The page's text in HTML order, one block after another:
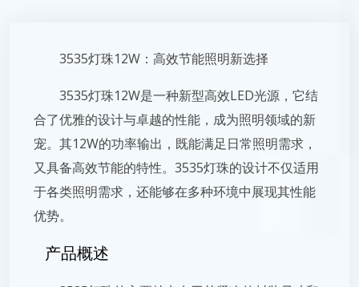
3535灯珠12W：高效节能照明新选择
3535灯珠12W是一种新型高效LED光源，它结
合了优雅的设计与卓越的性能，成为照明领域的新
宠。其12W的功率输出，既能满足日常照明需求，
又具备高效节能的特性。3535灯珠的设计不仅适用
于各类照明需求，还能够在多种环境中展现其性能
优势。
产品概述